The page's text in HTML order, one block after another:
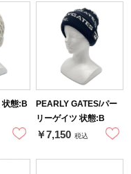
状態:B
PEARLY GATES/パー
リーゲイツ 状態:B
￥7,150 税込